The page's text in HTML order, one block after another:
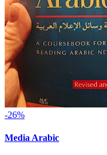
-26%
Media Arabic